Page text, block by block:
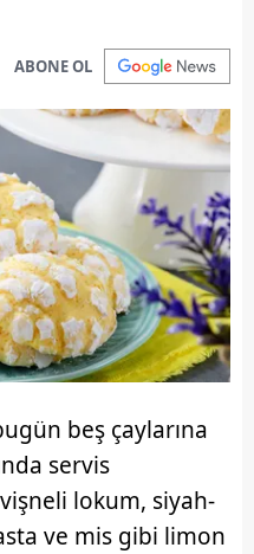
ABONE OL
beş çaylarına
servis
lokum, siyah-
ve mis gibi limon